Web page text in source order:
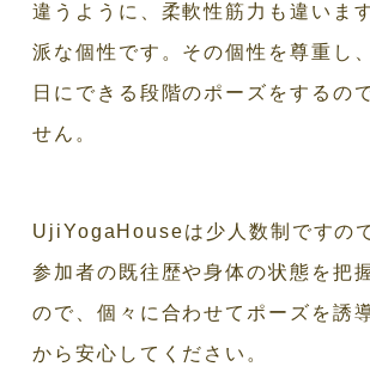
違うように、柔軟性筋力も違いま
派な個性です。その個性を尊重し
日にできる段階のポーズをするの
せん。
UjiYogaHouseは少人数制ですの
参加者の既往歴や身体の状態を把
ので、個々に合わせてポーズを誘
から安心してください。